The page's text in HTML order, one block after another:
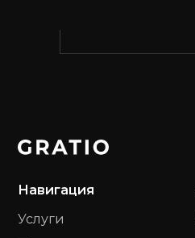
Навигация
Услуги